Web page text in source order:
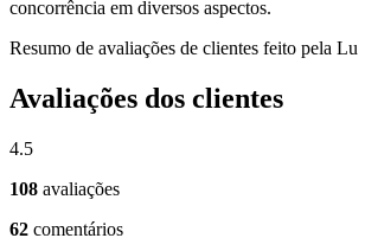
concorrência em diversos aspectos.
Resumo de avaliações de clientes feito pela Lu
Avaliações dos clientes
4.5
108 avaliações
62 comentários